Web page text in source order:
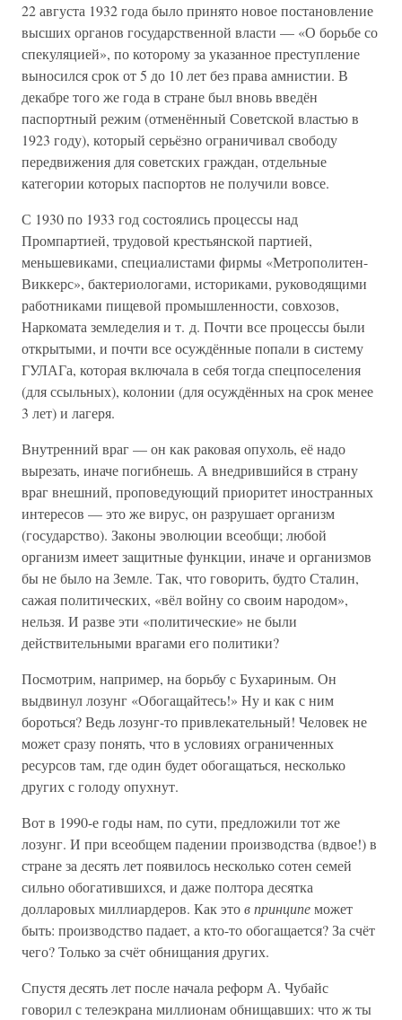
22 августа 1932 года было принято новое постановление
высших органов государственной власти — «О борьбе со
спекуляцией», по которому за указанное преступление
выносился срок от 5 до 10 лет без права амнистии. В
декабре того же года в стране был вновь введён
паспортный режим (отменённый Советской властью в
1923 году), который серьёзно ограничивал свободу
передвижения для советских граждан, отдельные
категории которых паспортов не получили вовсе.
С 1930 по 1933 год состоялись процессы над
Промпартией, трудовой крестьянской партией,
меньшевиками, специалистами фирмы «Метрополитен-
Виккерс», бактериологами, историками, руководящими
работниками пищевой промышленности, совхозов,
Наркомата земледелия и т. д. Почти все процессы были
открытыми, и почти все осуждённые попали в систему
ГУЛАГа, которая включала в себя тогда спецпоселения
(для ссыльных), колонии (для осуждённых на срок менее
3 лет) и лагеря.
Внутренний враг — он как раковая опухоль, её надо
вырезать, иначе погибнешь. А внедрившийся в страну
враг внешний, проповедующий приоритет иностранных
интересов — это же вирус, он разрушает организм
(государство). Законы эволюции всеобщи; любой
организм имеет защитные функции, иначе и организмов
бы не было на Земле. Так, что говорить, будто Сталин,
сажая политических, «вёл войну со своим народом»,
нельзя. И разве эти «политические» не были
действительными врагами его политики?
Посмотрим, например, на борьбу с Бухариным. Он
выдвинул лозунг «Обогащайтесь!» Ну и как с ним
бороться? Ведь лозунг-то привлекательный! Человек не
может сразу понять, что в условиях ограниченных
ресурсов там, где один будет обогащаться, несколько
других с голоду опухнут.
Вот в 1990-е годы нам, по сути, предложили тот же
лозунг. И при всеобщем падении производства (вдвое!) в
стране за десять лет появилось несколько сотен семей
сильно обогатившихся, и даже полтора десятка
долларовых миллиардеров. Как этов принципеможет
быть: производство падает, а кто-то обогащается? За счёт
чего? Только за счёт обнищания других.
Спустя десять лет после начала реформ А. Чубайс
говорил с телеэкрана миллионам обнищавших: что ж ты